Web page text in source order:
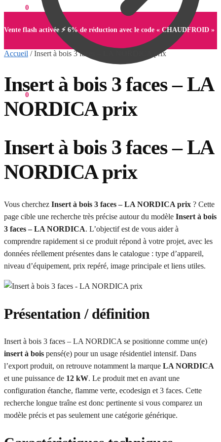
0
0
Vente flash activée ⚡ 6% de réduction avec le code « CHAUDFROID »
Accueil /Insert à bois 3 faces – LA NORDICA prix
Insert à bois 3 faces – LA
NORDICA prix
Insert à bois 3 faces – LA
NORDICA prix
Vous cherchez Insert à bois 3 faces – LA NORDICA prix ? Cette
page cible une recherche très précise autour du modèle Insert à bois
3 faces – LA NORDICA. L’objectif est de vous aider à
comprendre rapidement si ce produit répond à votre projet, avec les
données réellement présentes dans le catalogue : type d’appareil,
niveau d’équipement, prix repéré, image principale et liens utiles.
Présentation / définition
Insert à bois 3 faces – LA NORDICA se positionne comme un(e)
insert à bois pensé(e) pour un usage résidentiel intensif. Dans
l’export produit, on retrouve notamment la marque LA NORDICA
et une puissance de 12 kW. Le produit met en avant une
configuration étanche, flamme verte, ecodesign et 3 faces. Cette
recherche longue traîne est donc pertinente si vous comparez un
modèle précis et pas seulement une catégorie générique.